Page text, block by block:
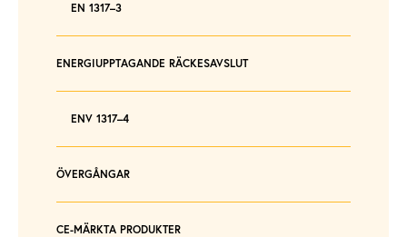
EN 1317–3
ENERGIUPPTAGANDE RÄCKESAVSLUT
ENV 1317–4
ÖVERGÅNGAR
CE-MÄRKTA PRODUKTER